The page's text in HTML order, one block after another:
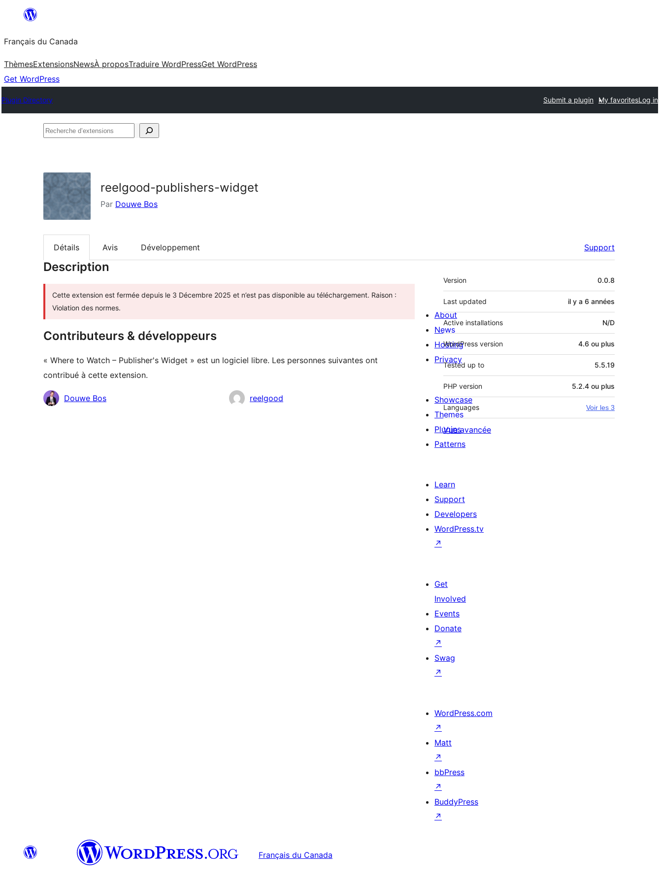
contenu
Français du Canada
ThèmesExtensionsNewsÀ proposTraduire WordPressGet WordPress
Get WordPress
Plugin Directory Submit a plugin My favoritesLog in
Recherche
reelgood-publishers-widget
Par Douwe Bos
Détails Avis Développement Support
Description
Cette extension est fermée depuis le 3 Décembre 2025 et n’est pas disponible au téléchargement. Raison :
Violation des normes.
Contributeurs & développeurs
« Where to Watch – Publisher's Widget » est un logiciel libre. Les personnes suivantes ont
contribué à cette extension.
Contributeurs
Douwe Bos reelgood
Méta
Version 0.0.8
Last updated il y a 6 années
Active installations N/D
WordPress version 4.6 ou plus
Tested up to 5.5.19
PHP version 5.2.4 ou plus
Languages Voir les 3
Vue avancée
About
News
Hosting
Privacy
Showcase
Themes
Plugins
Patterns
Learn
Support
Developers
WordPress.tv
↗
Get
Involved
Events
Donate
↗
Swag
↗
WordPress.com
↗
Matt
↗
bbPress
↗
BuddyPress
↗
Français du Canada